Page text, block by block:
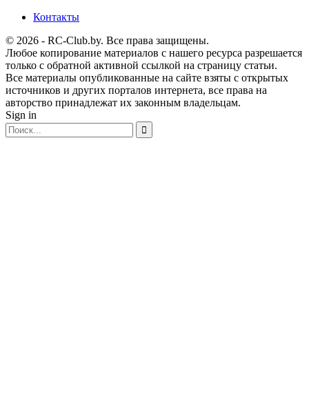
Контакты
© 2026 - RC-Club.by. Все права защищены.
Любое копирование материалов с нашего ресурса разрешается
только с обратной активной ссылкой на страницу статьи.
Все материалы опубликованные на сайте взяты с открытых
источников и других порталов интернета, все права на
авторство принадлежат их законным владельцам.
Sign in